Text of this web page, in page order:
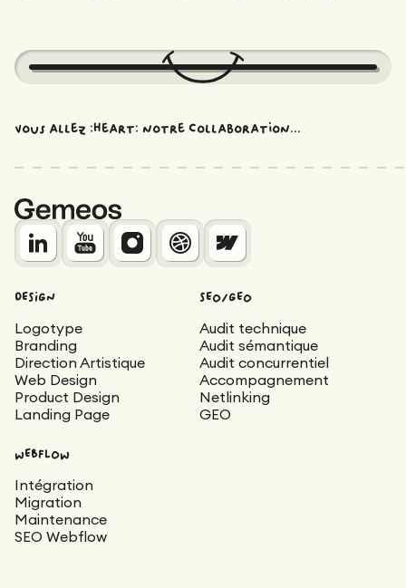
Vous allez :heart: notre collaboration...
DESIGN
Logotype
Branding
Direction Artistique
Web Design
Product Design
Landing Page
SEO/GEO
Audit technique
Audit sémantique
Audit concurrentiel
Accompagnement
Netlinking
GEO
WEBFLOW
Intégration
Migration
Maintenance
SEO Webflow